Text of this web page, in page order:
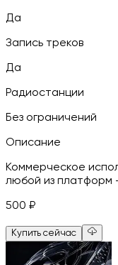
Да
Запись треков
Да
Радиостанции
Без ограничений
Описание
Коммерческое
любой из платформ
500 ₽
Купить сейчас